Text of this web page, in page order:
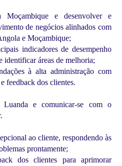
Moçambique e desenvolver e
de negócios alinhados com
e Moçambique;
indicadores de desempenho
identificar áreas de melhoria;
à alta administração com
feedback dos clientes.
Luanda e comunicar-se com o
ao cliente, respondendo às
prontamente;
dos clientes para aprimorar